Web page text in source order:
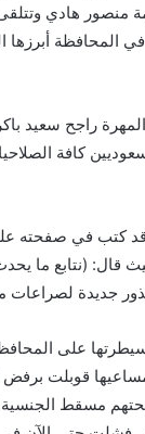
منصور هادي
أبرزها
راجح سعيد
كافة
كتب في صفحته
قال: (نتابع ما
جديدة لصراعات
على
قوبلت برفض
مسقط الجنسية